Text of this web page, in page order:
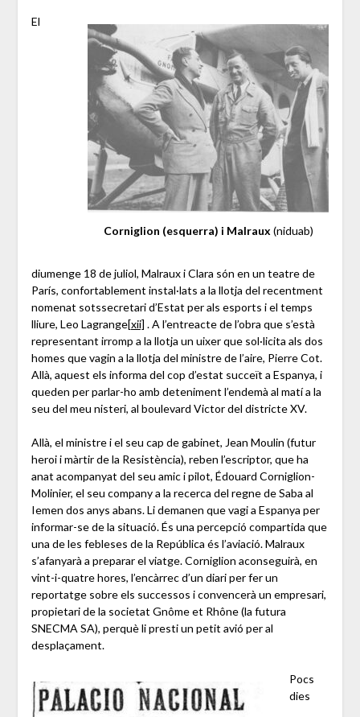
Corniglion (esquerra) i Malraux (niduab)
El
diumenge 18 de juliol, Malraux i Clara són en un teatre de
París, confortablement instal·lats a la llotja del recentment
nomenat sotssecretari d’Estat per als esports i el temps
lliure, Leo Lagrange[xii] . A l’entreacte de l’obra que s’està
representant irromp a la llotja un uixer que sol·licita als dos
homes que vagin a la llotja del ministre de l’aire, Pierre Cot.
Allà, aquest els informa del cop d’estat succeït a Espanya, i
queden per parlar-ho amb deteniment l’endemà al matí a la
seu del meu nisteri, al boulevard Victor del districte XV.
Allà, el ministre i el seu cap de gabinet, Jean Moulin (futur
heroi i màrtir de la Resistència), reben l’escriptor, que ha
anat acompanyat del seu amic i pilot, Édouard Corniglion-
Molinier, el seu company a la recerca del regne de Saba al
Iemen dos anys abans. Li demanen que vagi a Espanya per
informar-se de la situació. És una percepció compartida que
una de les febleses de la República és l’aviació. Malraux
s’afanyarà a preparar el viatge. Corniglion aconseguirà, en
vint-i-quatre hores, l’encàrrec d’un diari per fer un
reportatge sobre els successos i convencerà un empresari,
propietari de la societat Gnôme et Rhône (la futura
SNECMA SA), perquè li presti un petit avió per al
desplaçament.
Pocs
dies